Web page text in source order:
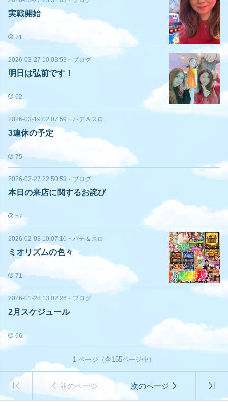
実戦開始
71
2026-03-27 10:03:53 ・ ブログ
明日は弘前です！
62
2026-03-19 02:07:59 ・ パチ＆スロ
3連休の予定
75
2026-02-27 22:50:58 ・ ブログ
本日の来店に関するお詫び
57
2026-02-03 10:07:10 ・ パチ＆スロ
ミオリズムの色々
71
2026-01-28 13:02:26 ・ ブログ
2月スケジュール
66
1 ページ（全155ページ中）
前のページ 次のページ